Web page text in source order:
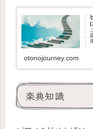
otonojourney.com
楽典知識